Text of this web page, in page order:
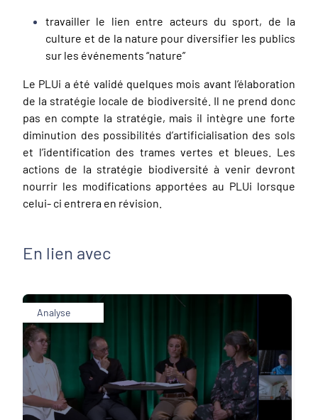
travailler le lien entre acteurs du sport, de la
culture et de la nature pour diversifier les publics
sur les événements “nature”
Le PLUi a été validé quelques mois avant l’élaboration
de la stratégie locale de biodiversité. Il ne prend donc
pas en compte la stratégie, mais il intègre une forte
diminution des possibilités d’artificialisation des sols
et l’identification des trames vertes et bleues. Les
actions de la stratégie biodiversité à venir devront
nourrir les modifications apportées au PLUi lorsque
celui- ci entrera en révision.
En lien avec
Analyse